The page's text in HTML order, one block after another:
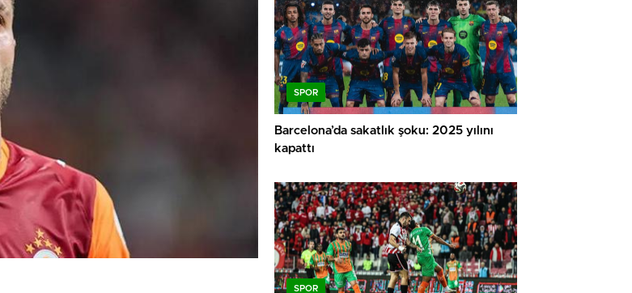
SPOR
Barcelona’da sakatlık şoku: 2025 yılını
kapattı
SPOR